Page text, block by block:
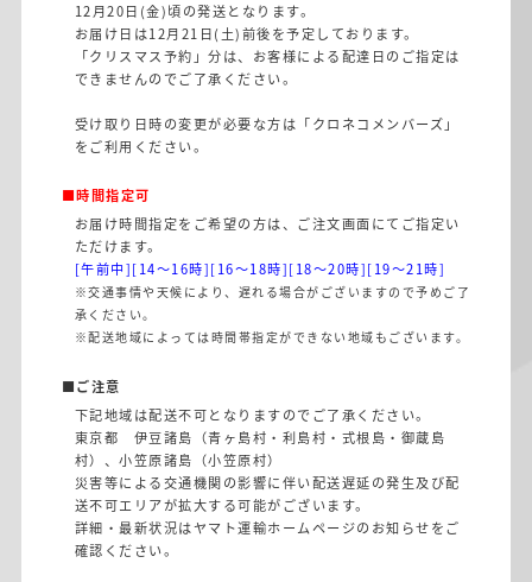
12月20日(金)頃の発送となります。
お届け日は12月21日(土)前後を予定しております。
「クリスマス予約」分は、お客様による配達日のご指定は
できませんのでご了承ください。
受け取り日時の変更が必要な方は 「クロネコメンバーズ」
をご利用ください。
■時間指定可
お届け時間指定をご希望の方は、ご注文画面にてご指定い
ただけます。
[午前中][14〜16時][16〜18時][18〜20時][19〜21時]
※交通事情や天候により、遅れる場合がございますので予めご了
承ください。
※配送地域によっては時間帯指定ができない地域もございます。
■ご注意
下記地域は配送不可となりますのでご了承ください。
東京都 伊豆諸島（青ヶ島村・利島村・式根島・御蔵島
村）、小笠原諸島（小笠原村）
災害等による交通機関の影響に伴い配送遅延の発生及び配
送不可エリアが拡大する可能がございます。
詳細・最新状況はヤマト運輸ホームページのお知らせをご
確認ください。